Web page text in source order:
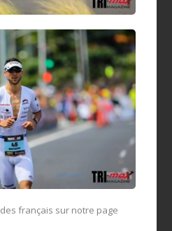
français sur notre page